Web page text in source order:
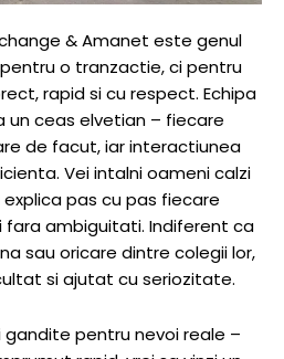
& Amanet este genul
o tranzactie, ci pentru
rapid si cu respect. Echipa
un ceas elvetian – fiecare
de facut, iar interactiunea
Vei intalni oameni calzi
pas cu pas fiecare
fara ambiguitati. Indiferent ca
sau oricare dintre colegii lor,
si ajutat cu seriozitate.
gandite pentru nevoi reale –